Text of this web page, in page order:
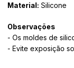
Material: Silicone
Observações
- Os moldes de
- Evite exposição